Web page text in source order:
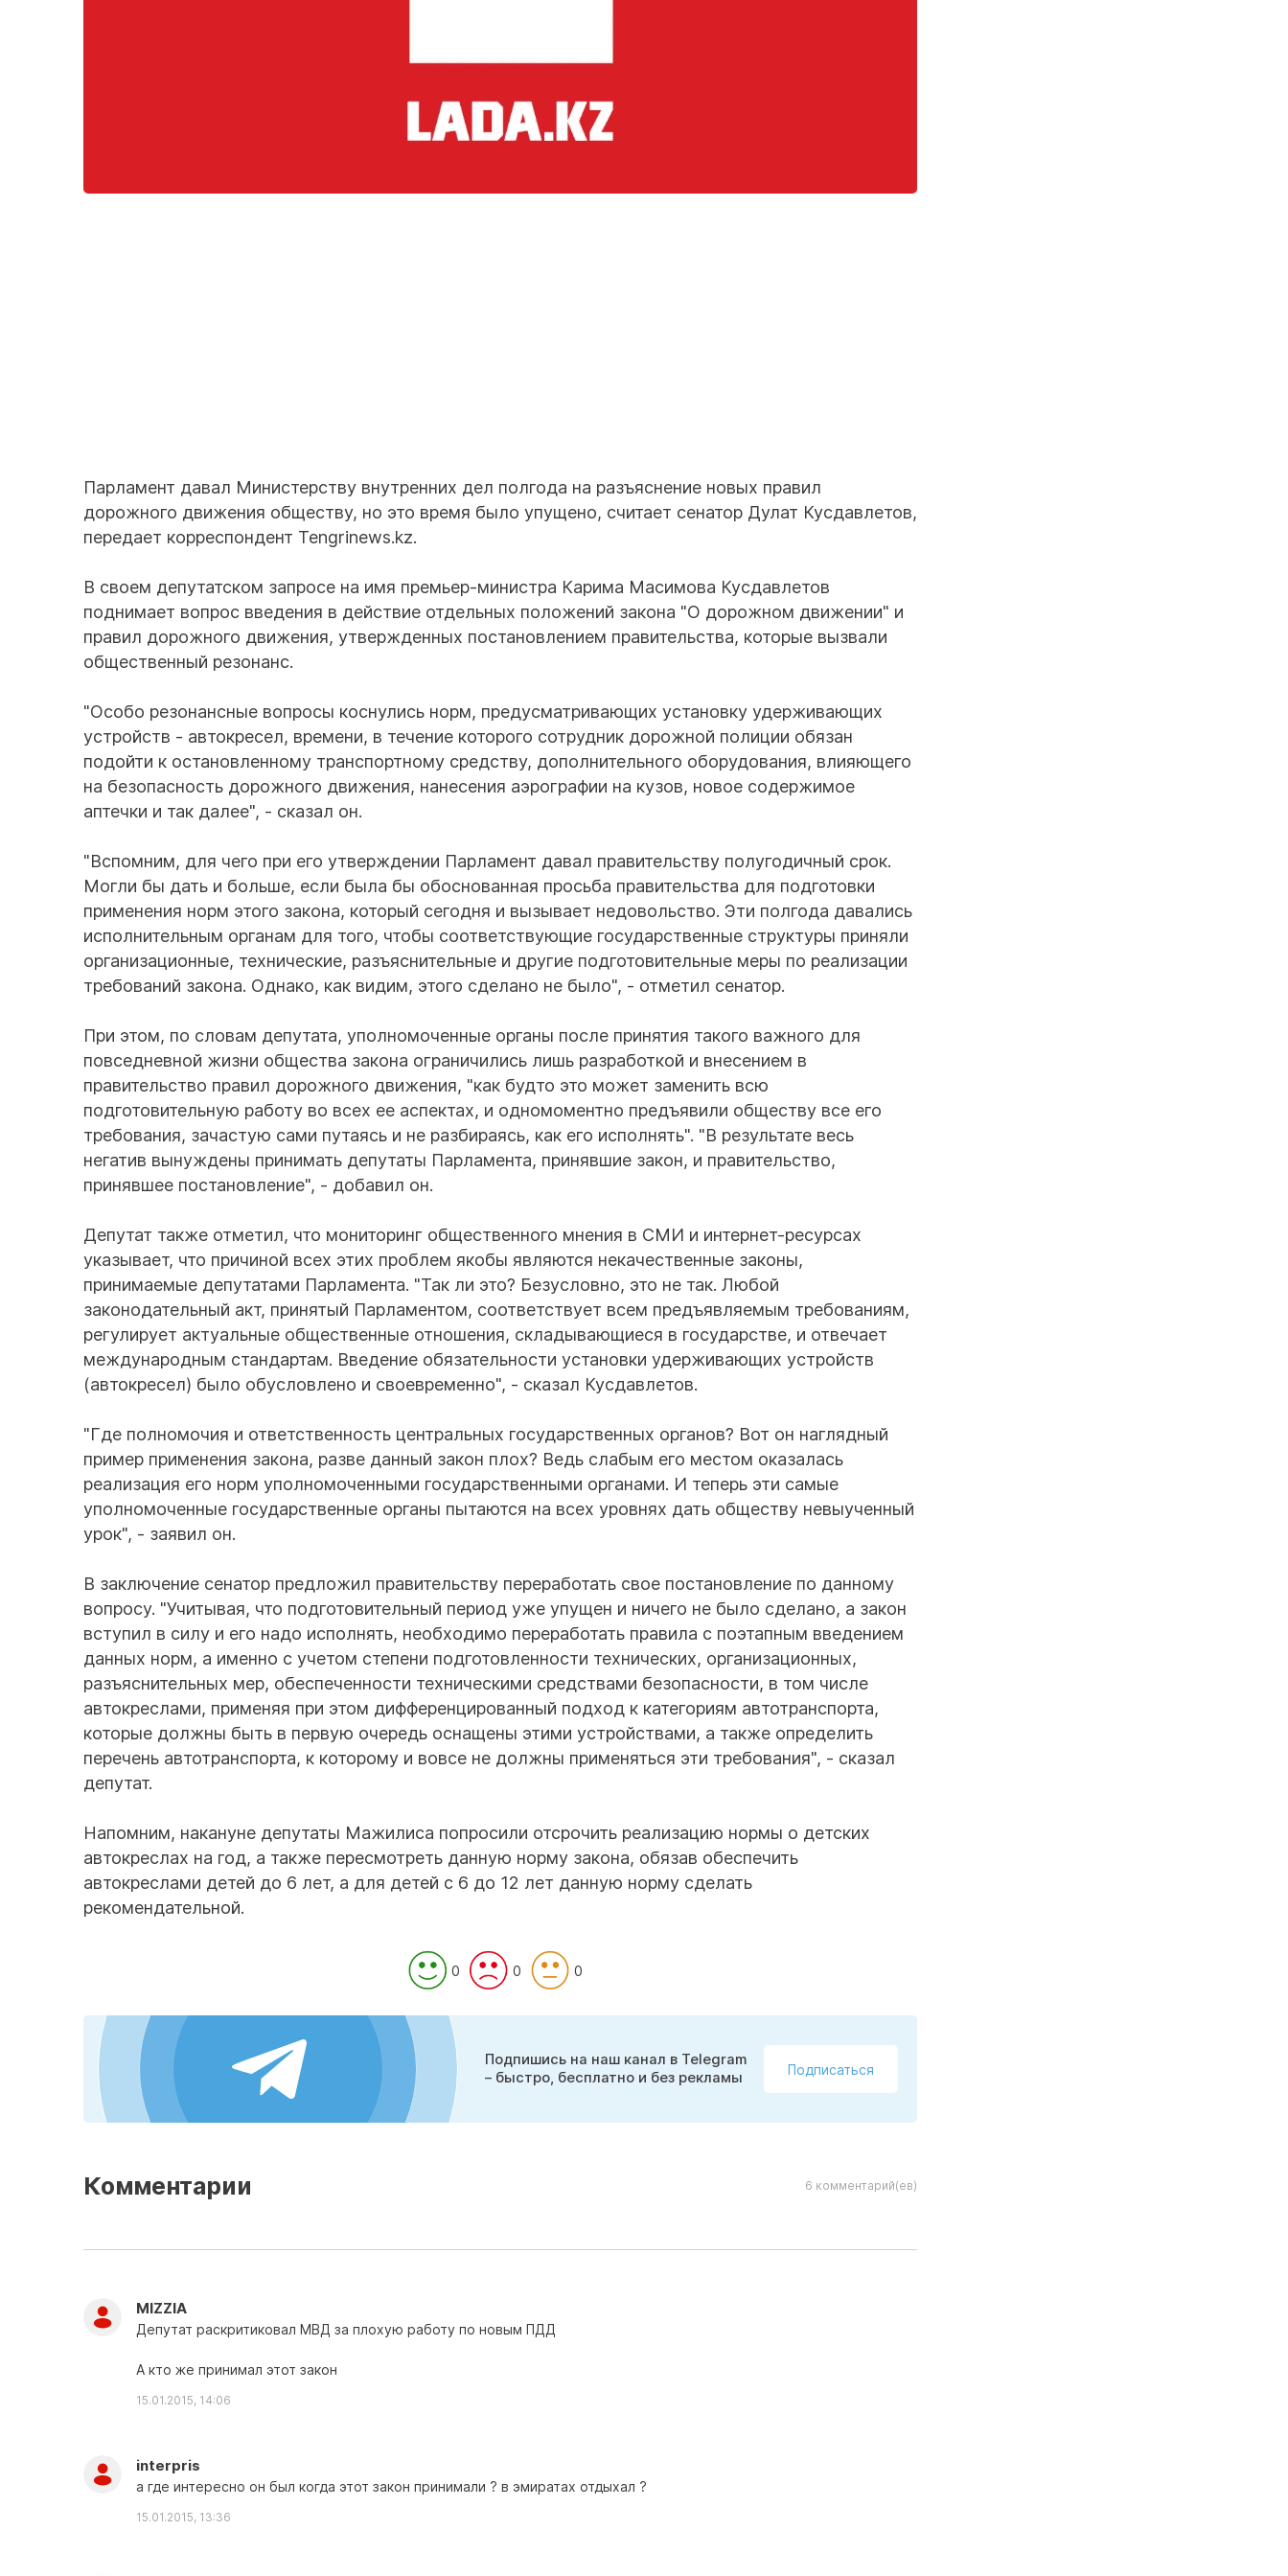
Парламент давал Министерству внутренних дел полгода на разъяснение новых правил
дорожного движения обществу, но это время было упущено, считает сенатор Дулат Кусдавлетов,
передает корреспондент Tengrinews.kz.
В своем депутатском запросе на имя премьер-министра Карима Масимова Кусдавлетов
поднимает вопрос введения в действие отдельных положений закона "О дорожном движении" и
правил дорожного движения, утвержденных постановлением правительства, которые вызвали
общественный резонанс.
"Особо резонансные вопросы коснулись норм, предусматривающих установку удерживающих
устройств - автокресел, времени, в течение которого сотрудник дорожной полиции обязан
подойти к остановленному транспортному средству, дополнительного оборудования, влияющего
на безопасность дорожного движения, нанесения аэрографии на кузов, новое содержимое
аптечки и так далее", - сказал он.
"Вспомним, для чего при его утверждении Парламент давал правительству полугодичный срок.
Могли бы дать и больше, если была бы обоснованная просьба правительства для подготовки
применения норм этого закона, который сегодня и вызывает недовольство. Эти полгода давались
исполнительным органам для того, чтобы соответствующие государственные структуры приняли
организационные, технические, разъяснительные и другие подготовительные меры по реализации
требований закона. Однако, как видим, этого сделано не было", - отметил сенатор.
При этом, по словам депутата, уполномоченные органы после принятия такого важного для
повседневной жизни общества закона ограничились лишь разработкой и внесением в
правительство правил дорожного движения, "как будто это может заменить всю
подготовительную работу во всех ее аспектах, и одномоментно предъявили обществу все его
требования, зачастую сами путаясь и не разбираясь, как его исполнять". "В результате весь
негатив вынуждены принимать депутаты Парламента, принявшие закон, и правительство,
принявшее постановление", - добавил он.
Депутат также отметил, что мониторинг общественного мнения в СМИ и интернет-ресурсах
указывает, что причиной всех этих проблем якобы являются некачественные законы,
принимаемые депутатами Парламента. "Так ли это? Безусловно, это не так. Любой
законодательный акт, принятый Парламентом, соответствует всем предъявляемым требованиям,
регулирует актуальные общественные отношения, складывающиеся в государстве, и отвечает
международным стандартам. Введение обязательности установки удерживающих устройств
(автокресел) было обусловлено и своевременно", - сказал Кусдавлетов.
"Где полномочия и ответственность центральных государственных органов? Вот он наглядный
пример применения закона, разве данный закон плох? Ведь слабым его местом оказалась
реализация его норм уполномоченными государственными органами. И теперь эти самые
уполномоченные государственные органы пытаются на всех уровнях дать обществу невыученный
урок", - заявил он.
В заключение сенатор предложил правительству переработать свое постановление по данному
вопросу. "Учитывая, что подготовительный период уже упущен и ничего не было сделано, а закон
вступил в силу и его надо исполнять, необходимо переработать правила с поэтапным введением
данных норм, а именно с учетом степени подготовленности технических, организационных,
разъяснительных мер, обеспеченности техническими средствами безопасности, в том числе
автокреслами, применяя при этом дифференцированный подход к категориям автотранспорта,
которые должны быть в первую очередь оснащены этими устройствами, а также определить
перечень автотранспорта, к которому и вовсе не должны применяться эти требования", - сказал
депутат.
Напомним, накануне депутаты Мажилиса попросили отсрочить реализацию нормы о детских
автокреслах на год, а также пересмотреть данную норму закона, обязав обеспечить
автокреслами детей до 6 лет, а для детей с 6 до 12 лет данную норму сделать
рекомендательной.
0 0 0
Подпишись на наш канал в Telegram
– быстро, бесплатно и без рекламы
Подписаться
Комментарии 6 комментарий(ев)
MIZZIA
Депутат раскритиковал МВД за плохую работу по новым ПДД
А кто же принимал этот закон
15.01.2015, 14:06
interpris
а где интересно он был когда этот закон принимали ? в эмиратах отдыхал ?
15.01.2015, 13:36